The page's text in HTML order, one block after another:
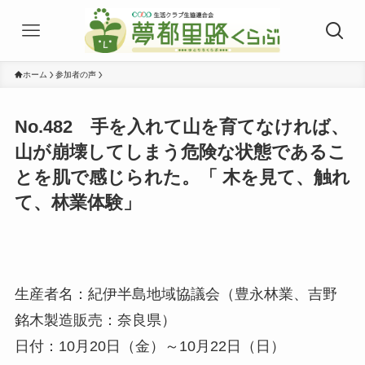
ホーム 参加者の声
No.482 手を入れて山を育てなければ、
山が崩壊してしまう危険な状態であるこ
とを肌で感じられた。「 木を見て、触れ
て、林業体験」
生産者名：紀伊半島地域協議会（豊永林業、吉野
銘木製造販売：奈良県）
日付：10月20日（金）～10月22日（日）